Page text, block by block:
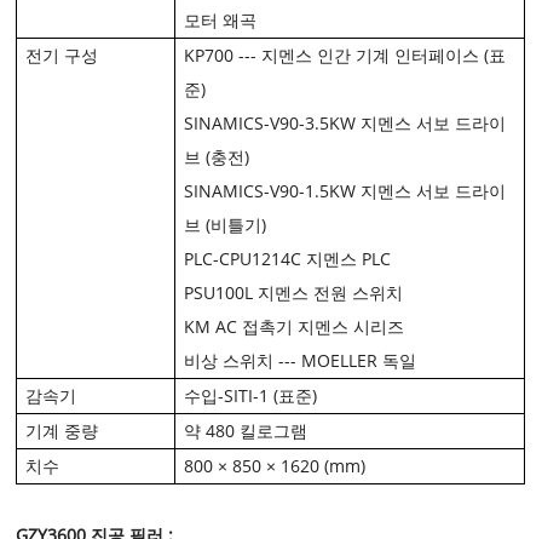
모터 왜곡
전기 구성
KP700 --- 지멘스 인간 기계 인터페이스 (표
준)
SINAMICS-V90-3.5KW 지멘스 서보 드라이
브 (충전)
SINAMICS-V90-1.5KW 지멘스 서보 드라이
브 (비틀기)
PLC-CPU1214C 지멘스 PLC
PSU100L 지멘스 전원 스위치
KM AC 접촉기 지멘스 시리즈
비상 스위치 --- MOELLER 독일
감속기
수입-SITI-1 (표준)
기계 중량
약 480 킬로그램
치수
800 × 850 × 1620 (mm)